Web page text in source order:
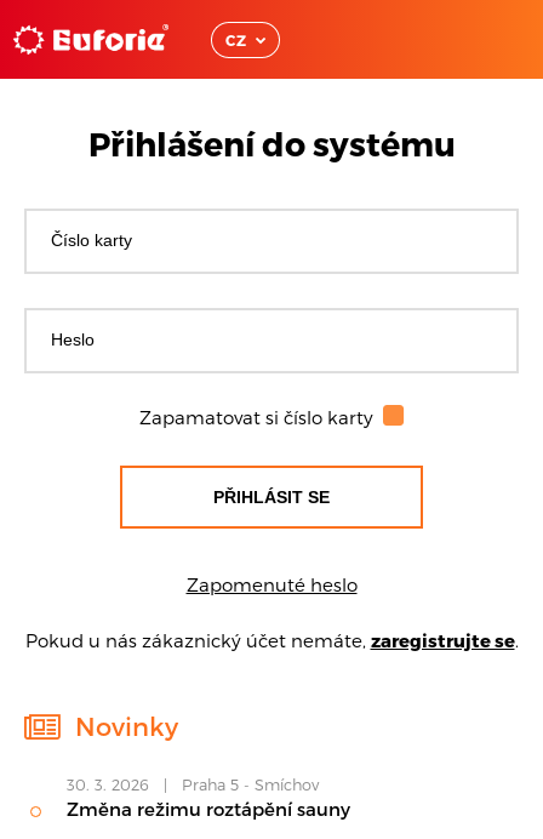
CZ
Přihlášení do systému
Zapamatovat si číslo karty
Zapomenuté heslo
PŘIHLÁSIT SE
Pokud u nás zákaznický účet nemáte, zaregistrujte se.
Novinky
30. 3. 2026 | Praha 5 - Smíchov
Změna režimu roztápění sauny